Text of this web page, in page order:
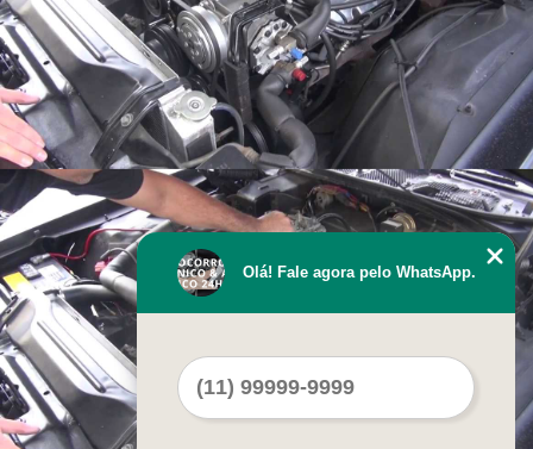
Olá! Fale agora pelo WhatsApp.